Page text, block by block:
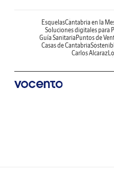
EsquelasCantabria en la
Soluciones digitales para
Guía Sanitaria Puntos de
Casas de Cantabria
Carlos Alcaraz